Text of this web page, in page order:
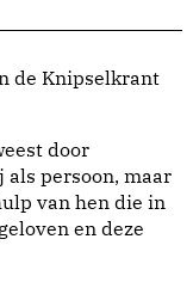
de Knipselkrant
door
persoon, maar
van hen die in
en deze